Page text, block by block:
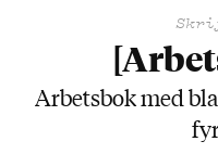
Arbetsbok med